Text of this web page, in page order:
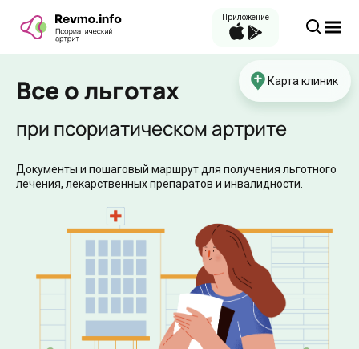
Приложение
Карта клиник
Все о льготах
при псориатическом артрите
Документы и пошаговый маршрут для получения льготного
лечения, лекарственных препаратов и инвалидности.